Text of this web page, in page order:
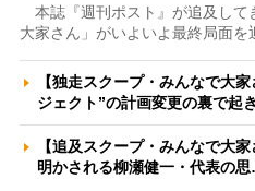
本誌『週刊ポスト』が追及して
大家さん」がいよいよ最終局面を
【独走スクープ・みんなで大
ジェクト”の計画変更の裏で起
【追及スクープ・みんなで大
明かされる柳瀬健一・代表の